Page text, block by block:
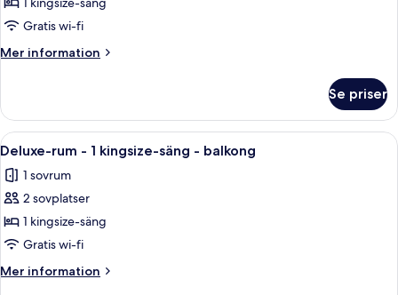
-
1
kingsize-
Gratis wi-fi
Mer information
Mer
-
kingsize-
Se priser
Öppna
alla
foton
för
Deluxe-
rum
-
1
Ett modernt hotellrum med en stor
6
Deluxe-rum - 1 kingsize-säng - balkong
1 sovrum
2 sovplatser
1 kingsize-säng
Gratis wi-fi
Mer information
Mer